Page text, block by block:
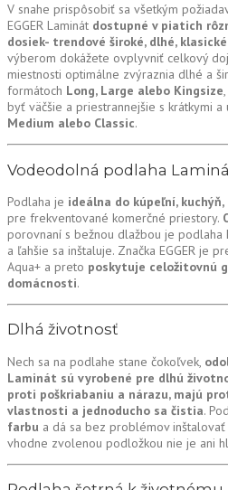
V snahe prispôsobiť sa všetkým
EGGER Laminát dostupné v piatich
dosiek- trendové široké, dlhé,
výberom dokážete ovplyvniť celkový
miestnosti optimálne zvýraznia dlhé a
formátoch Long, Large alebo Kingsize
byť väčšie a priestrannejšie s krátkymi
Medium alebo Classic.
Vodeodolná podlaha
Podlaha je ideálna do kúpeľní,
pre frekventované komerčné priestory.
porovnaní s bežnou dlažbou je podlaha
a ľahšie sa inštaluje. Značka EGGER je
Aqua+ a preto poskytuje celožitovnú
domácnosti.
Dlhá životnosť
Nech sa na podlahe stane čokoľvek,
Laminát sú vyrobené pre dlhú
proti poškriabaniu a nárazu, majú
vlastnosti a jednoducho sa čistia.
farbu a dá sa bez problémov
vhodne zvolenou podložkou nie je ani